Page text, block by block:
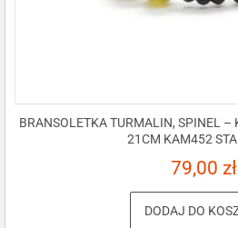
BRANSOLETKA TURMALIN, SPINEL –
21CM KAM452
79,00 zł
DODAJ DO